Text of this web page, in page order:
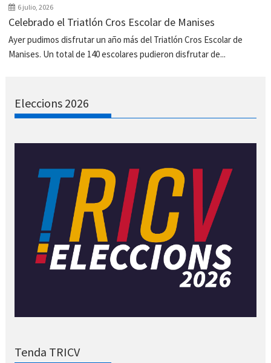
6 julio, 2026
Celebrado el Triatlón Cros Escolar de Manises
Ayer pudimos disfrutar un año más del Triatlón Cros Escolar de
Manises. Un total de 140 escolares pudieron disfrutar de...
Eleccions 2026
Tenda TRICV